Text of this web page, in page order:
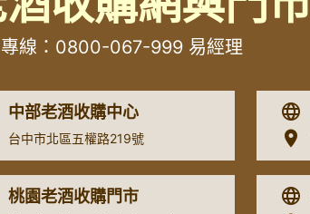
線： 0800-067-999易經理
中部老酒收購中心
台中市北區五權路219號
桃園老酒收購門市